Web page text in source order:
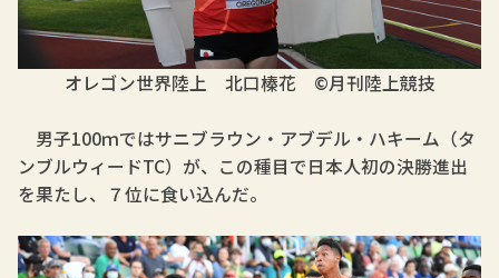
オレゴン世界陸上 北口榛花 ©月刊陸上競技
男子100ｍではサニブラウン・アブデル・ハキーム（タ
ンブルウィードTC）が、この種目で日本人初の決勝進出
を果たし、７位に食い込んだ。